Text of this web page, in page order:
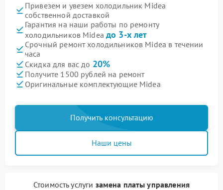
Привезем и увезем холодильник Midea
собственной доставкой
Гарантия на наши работы по ремонту
холодильников Mideaдо 3-х лет
Срочный ремонт холодильников Midea в течении
часа
Скидка для вас до 20%
Получите 1500 рублей на ремонт
Оригинальные комплектующие Midea
Получить консультацию
Наши цены
Стоимость услуги замена платы управления